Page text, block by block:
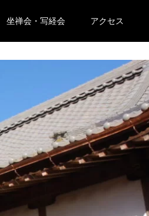
坐禅会・写経会 アクセス